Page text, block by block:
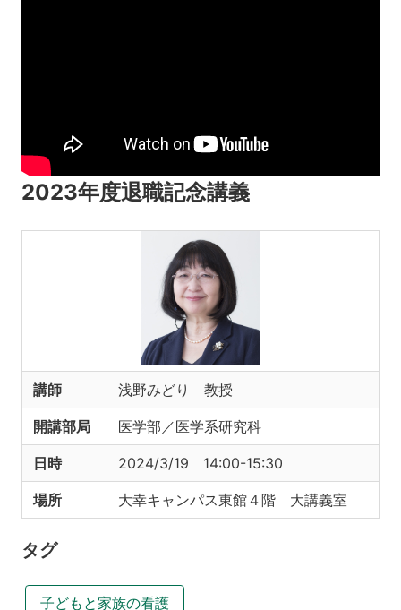
2023年度退職記念講義
講師 浅野みどり 教授
開講部局 医学部／医学系研究科
日時 2024/3/19 14:00-15:30
場所 大幸キャンパス東館４階 大講義室
タグ
子どもと家族の看護